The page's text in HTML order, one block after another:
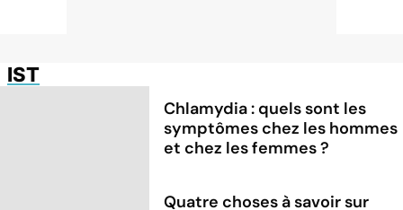
IST
Chlamydia : quels sont les
symptômes chez les hommes
et chez les femmes ?
Quatre choses à savoir sur